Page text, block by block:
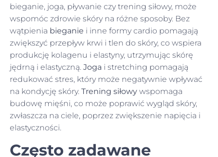
bieganie, joga, pływanie czy trening siłowy, może
wspomóc zdrowie skóry na różne sposoby. Bez
wątpienia bieganie i inne formy cardio pomagają
zwiększyć przepływ krwi i tlen do skóry, co wspiera
produkcję kolagenu i elastyny, utrzymując skórę
jędrną i elastyczną. Joga i stretching pomagają
redukować stres, który może negatywnie wpływać
na kondycję skóry. Trening siłowy wspomaga
budowę mięśni, co może poprawić wygląd skóry,
zwłaszcza na ciele, poprzez zwiększenie napięcia i
elastyczności.
Często zadawane